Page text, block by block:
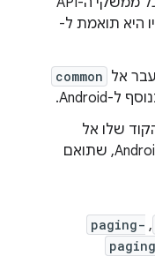
היא תואמת ל-
אל common
שלו אל
ושולח ארטיפקט של Android, שתואם
,
paging-